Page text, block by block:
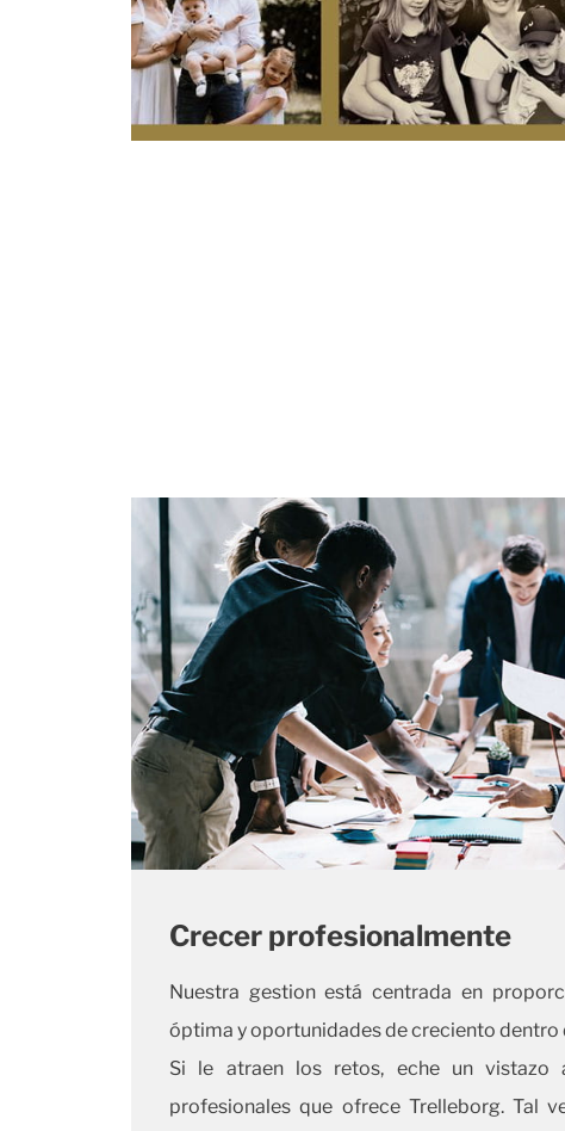
Crecer profesionalmente
Nuestra gestion está centrada en
óptima y oportunidades de creciento dentro
Si le atraen los retos, eche un vistazo
profesionales que ofrece Trelleborg. Tal